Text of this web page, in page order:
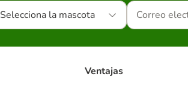
Selecciona la mascota
Ventajas